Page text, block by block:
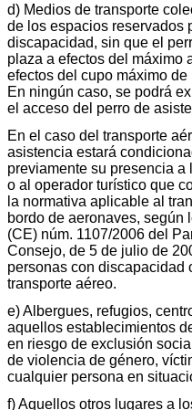
d) Medios de transporte
de los espacios reservados
discapacidad, sin que el
plaza a efectos del máximo
efectos del cupo máximo
En ningún caso, se podrá
el acceso del perro de
En el caso del transporte
asistencia estará
previamente su presencia
o al operador turístico que
la normativa aplicable al
bordo de aeronaves, según
(CE) núm. 1107/2006 del
Consejo, de 5 de julio de
personas con discapacidad
transporte aéreo.
e) Albergues, refugios,
aquellos establecimientos
en riesgo de exclusión
de violencia de género,
cualquier persona en
f) Aquellos otros lugares a